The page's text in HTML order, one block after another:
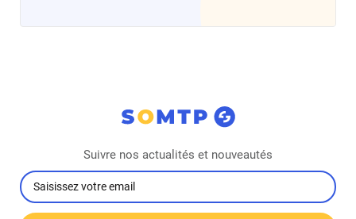
Suivre nos actualités et nouveautés